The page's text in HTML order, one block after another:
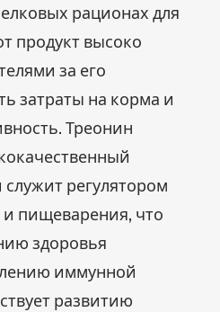
рационах для
продукт высоко
за его
затраты на корма и
Треонин
регулятором
пищеварения, что
здоровья
иммунной
развитию